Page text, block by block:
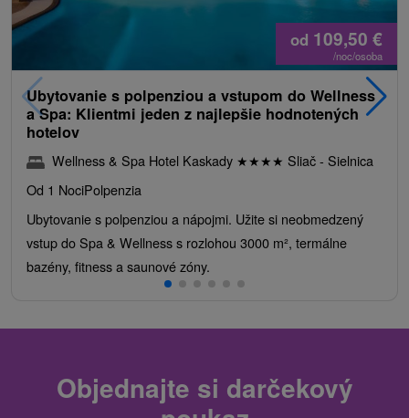
od 109,50 €
/noc/osoba
Ubytovanie s polpenziou a vstupom do Wellness
a Spa: Klientmi jeden z najlepšie hodnotených
hotelov
Wellness & Spa Hotel Kaskady ★★★★ Sliač - Sielnica
Od 1 NociPolpenzia
Ubytovanie s polpenziou a nápojmi. Užite si neobmedzený
vstup do Spa & Wellness s rozlohou 3000 m², termálne
bazény, fitness a saunové zóny.
Objednajte si darčekový